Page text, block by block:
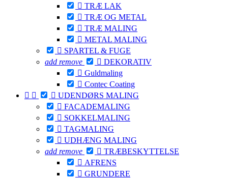
 TRÆ LAK
 TRÆ OG METAL
 TRÆ MALING
 METAL MALING
 SPARTEL & FUGE
add remove  DEKORATIV
 Guldmaling
 Contec Coating
   UDENDØRS MALING
 FACADEMALING
 SOKKELMALING
 TAGMALING
 UDHÆNG MALING
add remove  TRÆBESKYTTELSE
 AFRENS
 GRUNDERE